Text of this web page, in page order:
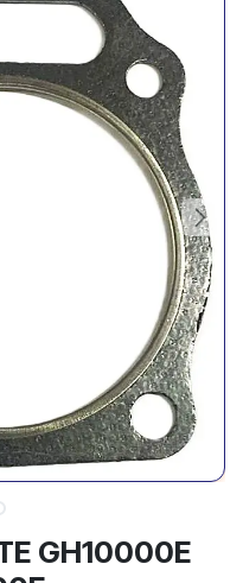
GH10000E